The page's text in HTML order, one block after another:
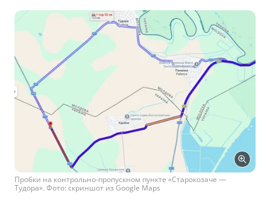
Пробки на контрольно-пропускном пункте «Старокозаче —
Тудора». Фото: скриншот из Google Maps